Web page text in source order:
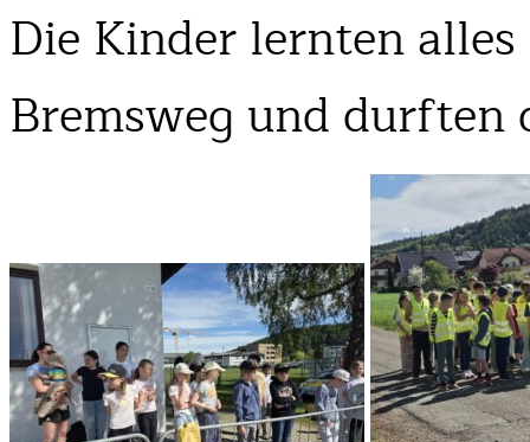
Die Kinder lernten
Bremsweg und durften